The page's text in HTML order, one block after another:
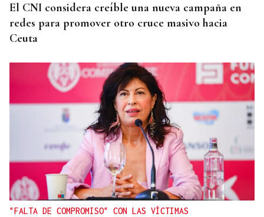
El CNI considera creíble una nueva campaña en
redes para promover otro cruce masivo hacia
Ceuta
"FALTA DE COMPROMISO" CON LAS VÍCTIMAS